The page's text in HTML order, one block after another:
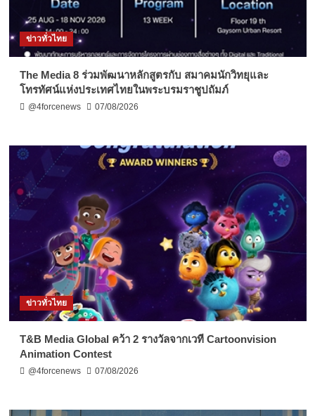
ข่าวทั่วไทย
The Media 8 ร่วมพัฒนาหลักสูตรกับ สมาคมนักวิทยุและ
โทรทัศน์แห่งประเทศไทยในพระบรมราชูปถัมภ์
@4forcenews 07/08/2026
ข่าวทั่วไทย
T&B Media Global คว้า 2 รางวัลจากเวที Cartoonvision
Animation Contest
@4forcenews 07/08/2026